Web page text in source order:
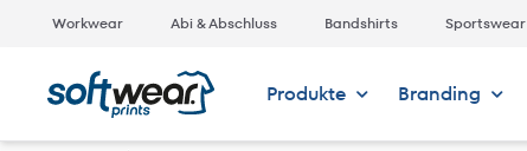
Workwear Abi & Abschluss Bandshirts Sportswear
Produkte Branding